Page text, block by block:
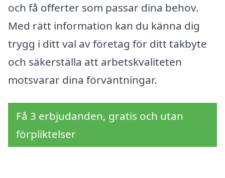
och få offerter som passar dina behov.
Med rätt information kan du känna dig
trygg i ditt val av företag för ditt takbyte
och säkerställa att arbetskvaliteten
motsvarar dina förväntningar.
Få 3 erbjudanden, gratis och utan
förpliktelser